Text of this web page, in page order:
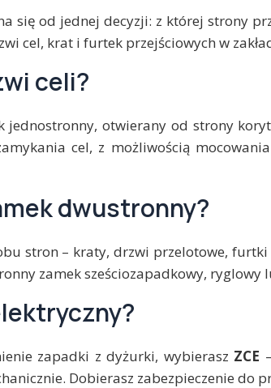
się od jednej decyzji: z której strony
cel, krat i furtek przejściowych w
celi?
jednostronny, otwierany od strony
cel, z możliwością
dwustronny?
stron – kraty, drzwi przelotowe,
zamek sześciozapadkowy, ryglowy
zapadki z dyżurki, wybierasz ZCE
Dobierasz zabezpieczenie do